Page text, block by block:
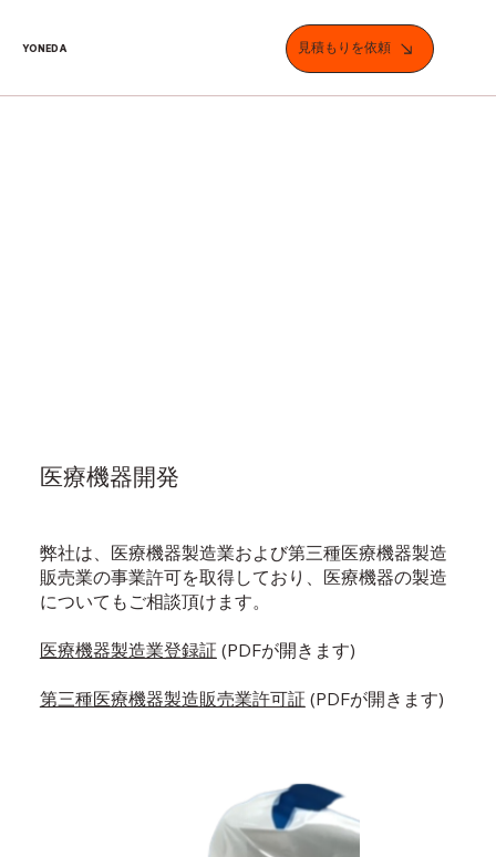
YONEDA 見積もりを依頼
弊社は、医療機器製造業および第三種医療機器製造
販売業の事業許可を取得しており、医療機器の製造
についてもご相談頂けます。
医療機器製造業登録証 (PDFが開きます)
第三種医療機器製造販売業許可証 (PDFが開きます)
医療機器開発